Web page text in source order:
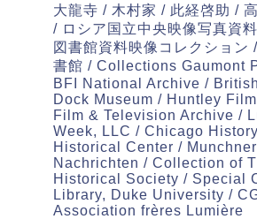
大龍寺 / 木村家 / 此経啓助 /
/ ロシア国立中央映像写真資
図書館資料映像コレクション
書館 / Collections Gaumont
BFI National Archive /
Dock Museum / Huntley
Film & Television Archive /
Week, LLC / Chicago
Historical Center /
Nachrichten / Collection of
Historical Society / Special
Library, Duke University /
Association frères Lumière